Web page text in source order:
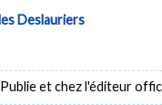
Deslauriers
et chez l'éditeur